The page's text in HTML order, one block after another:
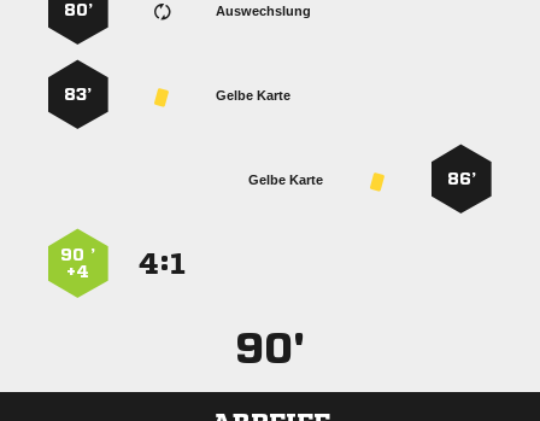
Auswechslung
80’
Gelbe Karte
83’
86’
Gelbe Karte
:
90 ’
+4
90'